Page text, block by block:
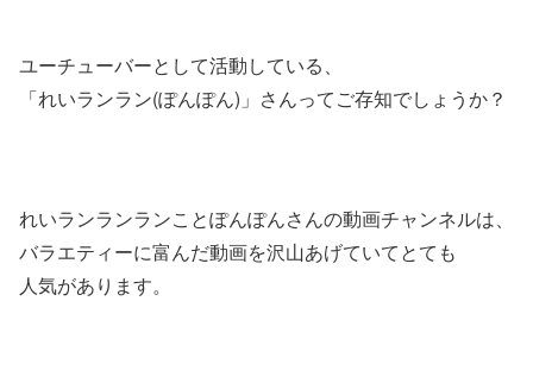
ユーチューバーとして活動している、
「れいランラン(ぽんぽん)」さんってご存知でしょうか？
れいランランランことぽんぽんさんの動画チャンネルは、
バラエティーに富んだ動画を沢山あげていてとても
人気があります。